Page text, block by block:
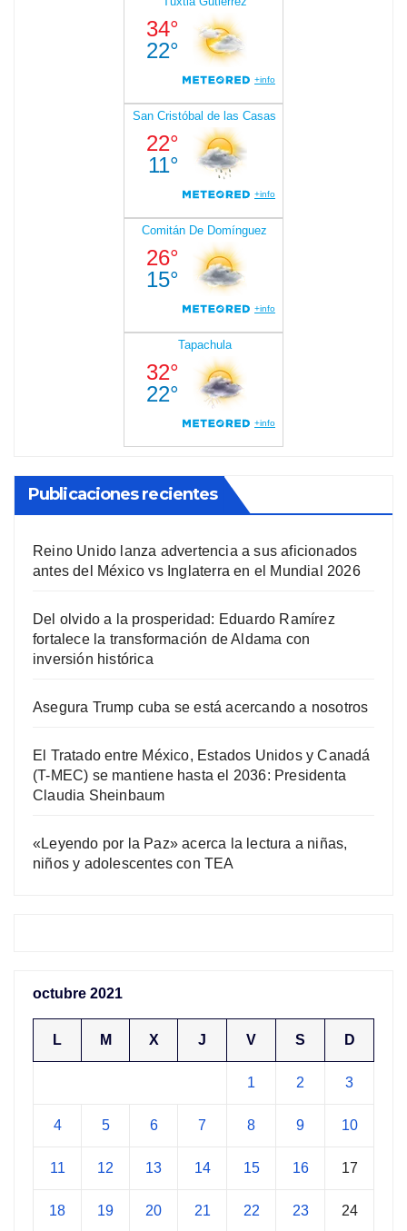
Publicaciones recientes
Reino Unido lanza advertencia a sus aficionados
antes del México vs Inglaterra en el Mundial 2026
Del olvido a la prosperidad: Eduardo Ramírez
fortalece la transformación de Aldama con
inversión histórica
Asegura Trump cuba se está acercando a nosotros
El Tratado entre México, Estados Unidos y Canadá
(T-MEC) se mantiene hasta el 2036: Presidenta
Claudia Sheinbaum
«Leyendo por la Paz» acerca la lectura a niñas,
niños y adolescentes con TEA
octubre 2021
L M X J V S D
1 2 3
4 5 6 7 8 9 10
11 12 13 14 15 16 17
18 19 20 21 22 23 24